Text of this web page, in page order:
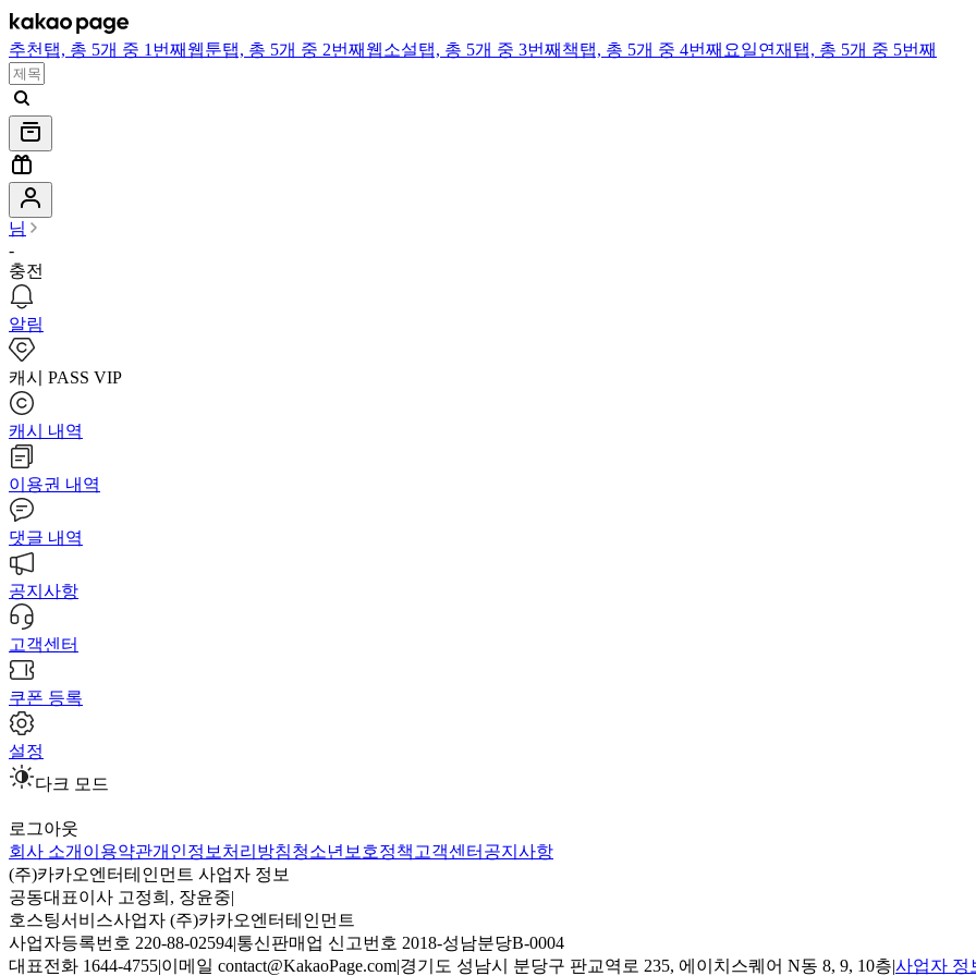
추천 탭, 총 5개 중 1번째 웹툰탭, 총 5개 중 2번째 웹소설탭, 총 5개 중 3번째 책탭, 총 5개 중 4번째 요일연재 탭, 총 5개 중 5번째
님
-
충전
알림
캐시 PASS VIP
캐시 내역
이용권 내역
댓글 내역
공지사항
고객센터
쿠폰 등록
설정
다크 모드
로그아웃
회사 소개 이용약관개인정보처리방침청소년보호정책 고객센터 공지사항
(주)카카오엔터테인먼트 사업자 정보
공동대표이사 고정희, 장윤중|
호스팅서비스사업자 (주)카카오엔터테인먼트
사업자등록번호 220-88-02594|통신판매업 신고번호 2018-성남분당B-0004
대표전화 1644-4755|이메일 contact@KakaoPage.com|경기도 성남시 분당구 판교역로 235, 에이치스퀘어 N동 8, 9, 10층|사업자 정